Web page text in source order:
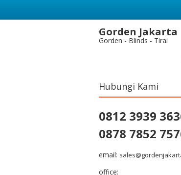
Gorden Jakarta
Gorden - Blinds - Tirai
Hubungi Kami
0812 3939
0878 7852
email:
office: